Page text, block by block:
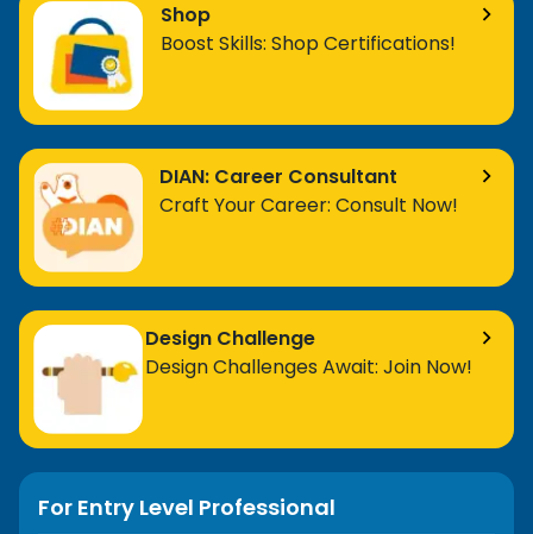
Shop
Boost Skills: Shop Certifications!
DIAN: Career Consultant
Craft Your Career: Consult Now!
Design Challenge
Design Challenges Await: Join Now!
For Entry Level Professional